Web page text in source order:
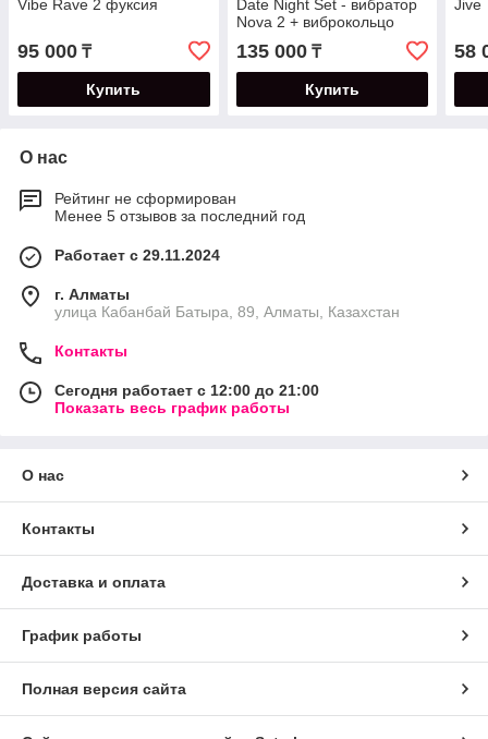
Vibe Rave 2 фуксия
95 000 ₸
Купить
Date Night Set - вибратор
Nova 2 + виброкольцо
135 000₸
Купить
Jive
58
О нас
Рейтинг не сформирован
Менее 5 отзывов за последний год
Работает с 29.11.2024
г. Алматы
улица Кабанбай Батыра, 89, Алматы, Казахстан
Контакты
Сегодня работает с 12:00 до 21:00
Показать весь график работы
О нас
Контакты
Доставка и оплата
График работы
Полная версия сайта